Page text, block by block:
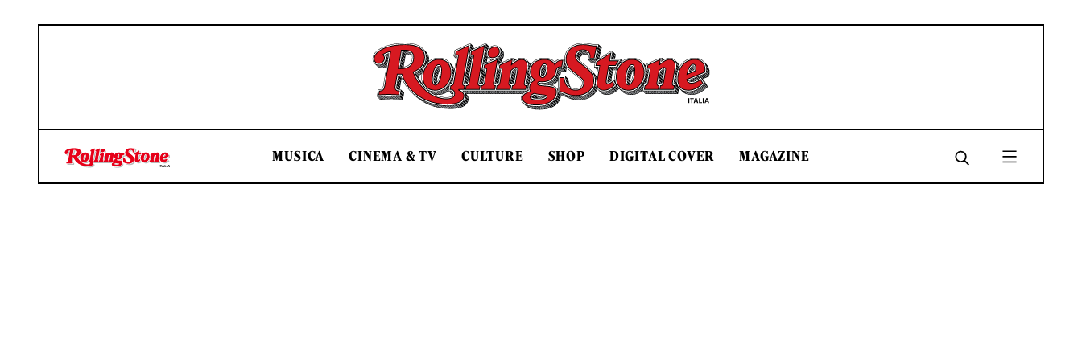
Rolling Stone Italia
MUSICA CINEMA & TV CULTURE SHOP DIGITAL COVER MAGAZINE